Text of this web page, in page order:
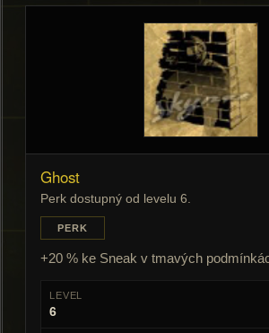
Ghost
Perk dostupný od levelu 6.
PERK
+20 % ke Sneak v tmavých
LEVEL
6